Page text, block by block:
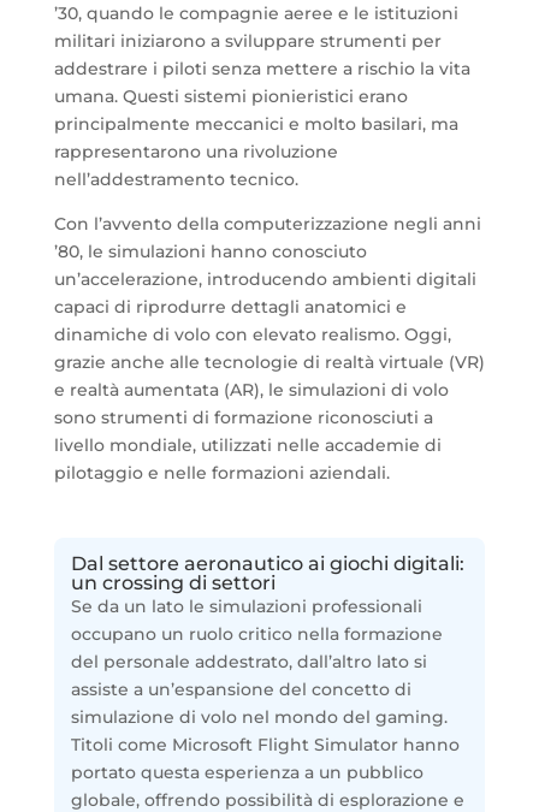
’30, quando le compagnie aeree e le istituzioni
militari iniziarono a sviluppare strumenti per
addestrare i piloti senza mettere a rischio la vita
umana. Questi sistemi pionieristici erano
principalmente meccanici e molto basilari, ma
rappresentarono una rivoluzione
nell’addestramento tecnico.
Con l’avvento della computerizzazione negli anni
’80, le simulazioni hanno conosciuto
un’accelerazione, introducendo ambienti digitali
capaci di riprodurre dettagli anatomici e
dinamiche di volo con elevato realismo. Oggi,
grazie anche alle tecnologie di realtà virtuale (VR)
e realtà aumentata (AR), le simulazioni di volo
sono strumenti di formazione riconosciuti a
livello mondiale, utilizzati nelle accademie di
pilotaggio e nelle formazioni aziendali.
Dal settore aeronautico ai giochi digitali:
un crossing di settori
Se da un lato le simulazioni professionali
occupano un ruolo critico nella formazione
del personale addestrato, dall’altro lato si
assiste a un’espansione del concetto di
simulazione di volo nel mondo del gaming.
Titoli come Microsoft Flight Simulator hanno
portato questa esperienza a un pubblico
globale, offrendo possibilità di esplorazione e